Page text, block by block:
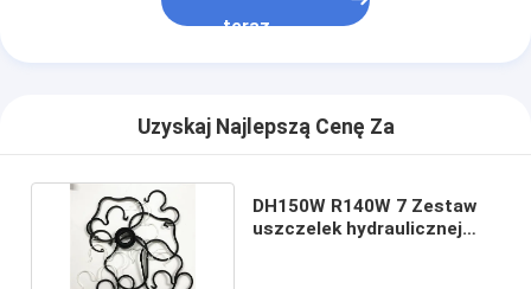
teraz
Uzyskaj Najlepszą Cenę Za
DH150W R140W 7 Zestaw
uszczelek hydraulicznej